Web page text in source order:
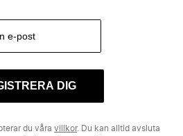
DIG
du våra villkor. Du kan alltid avsluta